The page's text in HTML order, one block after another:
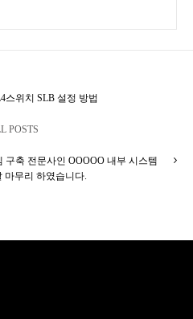
스위치 SLB 설정 방법
POSTS
축 전문사인 OOOOO 내부 시스템
마무리 하였습니다.